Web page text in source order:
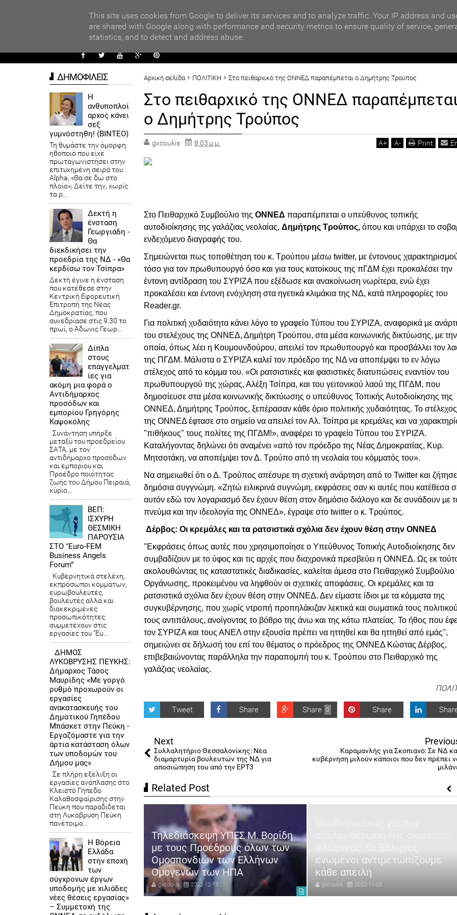
ΑΥΤΟΔΙΟΙΚΗΣΗ
Αρχική σελίδα ΠΟΛΙΤΙΚΗ Στο πειθαρχικό της ΟΝΝΕΔ παραπέμπεται ο Δημήτρης Τρούπος
Στο πειθαρχικό της ΟΝΝΕΔ
ο Δημήτρης Τρούπος
gxcoukis 8:03 μ.μ. A+ A- Print
Στο Πειθαρχικό Συμβούλιο της ΟΝΝΕΔ παραπέμπεται ο υπεύθυνος τοπικής
αυτοδιοίκησης της γαλάζιας νεολαίας, Δημήτρης Τρούπος, όπου και υπάρχει το
ενδεχόμενο διαγραφής του.
Σημειώνεται πως τοποθέτηση του κ. Τρούπου μέσω twitter, με έντονους
τόσο για τον πρωθυπουργό όσο και για τους κατοίκους της πΓΔΜ έχει προκαλέσει την
έντονη αντίδραση του ΣΥΡΙΖΑ που εξέδωσε και ανακοίνωση νωρίτερα, ενώ έχει
προκαλέσει και έντονη ενόχληση στα ηγετικά κλιμάκια της ΝΔ, κατά πληροφορίες του
Reader.gr.
Για πολιτική χυδαιότητα κάνει λόγο το γραφείο Τύπου του ΣΥΡΙΖΑ, αναφορικά με
του στελέχους της ΟΝΝΕΔ, Δημήτρη Τρούπου, στα μέσα κοινωνικής δικτύωσης, με την
οποία, όπως λέει η Κουμουνδούρου, απειλεί τον πρωθυπουργό και προσβάλλει τον
της ΠΓΔΜ. Μάλιστα ο ΣΥΡΙΖΑ καλεί τον πρόεδρο της ΝΔ να αποπέμψει το εν λόγω
στέλεχος από το κόμμα του. «Οι ρατσιστικές και φασιστικές διατυπώσεις εναντίον του
πρωθυπουργού της χώρας, Αλέξη Τσίπρα, και του γειτονικού λαού της ΠΓΔΜ, που
δημοσίευσε στα μέσα κοινωνικής δικτύωσης ο υπεύθυνος Τοπικής Αυτοδιοίκησης της
ΟΝΝΕΔ, Δημήτρης Τρούπος, ξεπέρασαν κάθε όριο πολιτικής χυδαιότητας. Το στέλεχος
της ΟΝΝΕΔ έφτασε στο σημείο να απειλεί τον Αλ. Τσίπρα με κρεμάλες και να
"πιθήκους" τους πολίτες της ΠΓΔΜ!», αναφέρει το γραφείο Τύπου του ΣΥΡΙΖΑ.
Καταλήγοντας δηλώνει ότι αναμένει «από τον πρόεδρο της Νέας Δημοκρατίας, Κυρ.
Μητσοτάκη, να αποπέμψει τον Δ. Τρούπο από τη νεολαία του κόμματός του».
Να σημειωθεί ότι ο Δ. Τρούπος απέσυρε τη σχετική ανάρτηση από το Twitter και ζήτησε
δημόσια συγγνώμη. «Ζητώ ειλικρινά συγνώμη, εκφράσεις σαν κι αυτές που κατέθεσα
αυτόν εδώ τον λογαριασμό δεν έχουν θέση στον δημόσιο διάλογο και δε συνάδουν με
πνεύμα και την ιδεολογία της ΟΝΝΕΔ», έγραψε στο twitter ο κ. Τρούπος.
Δέρβος: Οι κρεμάλες και τα ρατσιστικά σχόλια δεν έχουν θέση στην ΟΝΝΕΔ
"Εκφράσεις όπως αυτές που χρησιμοποίησε ο Υπεύθυνος Τοπικής Αυτοδιοίκησης δεν
συμβαδίζουν με το ύφος και τις αρχές που διαχρονικά πρεσβεύει η ΟΝΝΕΔ. Ως εκ
ακολουθώντας τις καταστατικές διαδικασίες, καλείται άμεσα στο Πειθαρχικό Συμβούλιο
Οργάνωσης, προκειμένου να ληφθούν οι σχετικές αποφάσεις. Οι κρεμάλες και τα
ρατσιστικά σχόλια δεν έχουν θέση στην ΟΝΝΕΔ. Δεν είμαστε ίδιοι με τα κόμματα της
συγκυβέρνησης, που χωρίς ντροπή προπηλάκιζαν λεκτικά και σωματικά τους
τους αντιπάλους, ανοίγοντας το βόθρο της άνω και της κάτω πλατείας. Το ήθος που
τον ΣΥΡΙΖΑ και τους ΑΝΕΛ στην εξουσία πρέπει να ηττηθεί και θα ηττηθεί από εμάς",
σημειώνει σε δήλωσή του επί του θέματος ο πρόεδρος της ΟΝΝΕΔ Κώστας Δέρβος,
επιβεβαιώνοντας παράλληλα την παραπομπή του κ. Τρούπου στο Πειθαρχικό της
γαλάζιας νεολαίας.
Tweet Share 0
Share Share
Next
Συλλαλητήριο Θεσσαλονίκης: Νέα
διαμαρτυρία βουλευτών της ΝΔ για
αποσιώπηση του από την ΕΡΤ3
Kαραμανλής για Σκοπιανό: Σε ΝΔ
κυβέρνηση μιλούν κάποιοι που δεν πρέπει
Related Post
Έτσι θα εφαρμοστεί
αξιολόγηση
Δημοσίων υπαλλήλων
Τηλεδιάσκεψη ΥΠΕΣ Μ. Βορίδη
με τους Προέδρους όλων των
Ομοσπονδιών των Ελλήνων
Ομογενών των ΗΠΑ
gxcoukis 2022-12-13
ενωμένοι αντιμετωπίζουμε
κάθε απειλή
gxcoukis 2022-11-08
ΔΗΜΟΦΙΛΕΙΣ
Η
ανθυποπλοί
αρχος κάνει
σεξ
γυμνόστηθη! (ΒΙΝΤΕΟ)
Τη θυμάστε την όμορφη
ηθοποιό που είχε
πρωταγωνιστήσει στην
επιτυχημένη σειρά του
Alpha, «Θα σε δω στο
πλοίο»; Δείτε την, χωρίς
τα ρ...
Δεκτή η
ένσταση
Γεωργιάδη -
Θα
διεκδικήσει την
προεδρία της ΝΔ - «Θα
κερδίσω τον Τσίπρα»
Δεκτή έγινε η ένσταση
που κατέθεσε στην
Κεντρική Εφορευτική
Επιτροπή της Νέας
Δημοκρατίας, που
συνεδρίασε στις 9.30 το
πρωί, ο Άδωνις Γεωρ...
Δίπλα
στους
επαγγελματ
ίες για
ακόμη μια φορά ο
Αντιδήμαρχος
προσόδων και
εμπορίου Γρηγόρης
Καψοκόλης
Συνάντηση υπήρξε
μεταξύ του προεδρείου
ΣΑΤΑ, με τον
αντιδήμαρχο προσόδων
και εμπορίου και
Προέδρο ποιότητας
ζωής του Δήμου Πειραιά,
κύριο...
ΒΕΠ:
ΙΣΧΥΡΗ
ΘΕΣΜΙΚΗ
ΠΑΡΟΥΣΙΑ
ΣΤΟ “Euro-FEM
Business Angels
Forum”
Κυβερνητικά στελέχη,
εκπρόσωποι κομμάτων,
ευρωβουλευτές,
βουλευτές αλλά και
διακεκριμένες
προσωπικότητες
συμμετέχουν στις
εργασίες του “Eu...
ΔΗΜΟΣ
ΛΥΚΟΒΡΥΣΗΣ ΠΕΥΚΗΣ:
Δήμαρχος Τάσος
Μαυρίδης «Με γοργό
ρυθμό προχωρούν οι
εργασίες
ανακατασκευής του
Δημοτικού Γηπέδου
Μπάσκετ στην Πεύκη -
Εργαζόμαστε για την
άρτια κατάσταση όλων
των υποδομών του
Δήμου μας»
Σε πλήρη εξέλιξη οι
εργασίες ανάπλασης στο
Κλειστό Γήπεδο
Καλαθοσφαίρισης στην
Πεύκη που παραδίδεται
στη Λυκόβρυση Πεύκη
πανέτοιμο...
Η Βόρεια
Ελλάδα
στην εποχή
των
σύγχρονων έργων
υποδομής με χιλιάδες
νέες θέσεις εργασίας»
– Συμμετοχή της
This site uses cookies from Google to deliver its services and to analyze traffic. Your IP address and
are shared with Google along with performance and security metrics to ensure quality of service,
statistics, and to detect and address abuse.